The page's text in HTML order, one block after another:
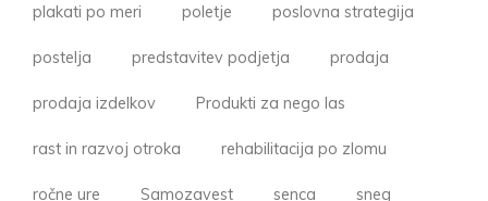
plakati po meri poletje poslovna strategija
postelja predstavitev podjetja prodaja
prodaja izdelkov Produkti za nego las
rast in razvoj otroka rehabilitacija po zlomu
ročne ure Samozavest senca sneg